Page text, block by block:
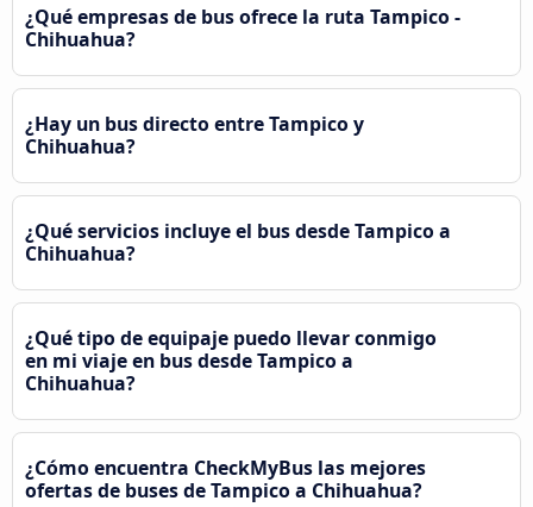
¿Qué empresas de bus ofrece la ruta Tampico -
Chihuahua?
¿Hay un bus directo entre Tampico y
Chihuahua?
¿Qué servicios incluye el bus desde Tampico a
Chihuahua?
¿Qué tipo de equipaje puedo llevar conmigo
en mi viaje en bus desde Tampico a
Chihuahua?
¿Cómo encuentra CheckMyBus las mejores
ofertas de buses de Tampico a Chihuahua?